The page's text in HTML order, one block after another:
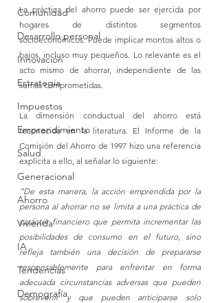
Comunidad
Desarrollo personal
Innovación
Estrategia
Impuestos
Emprendimiento
Salud
Generacional
Ahorro
Vivienda
IA
Tendencias
Demografía
La práctica del ahorro puede ser ejercida por
hogares de distintos segmentos
socioeconómicos. Puede implicar montos altos o
bajos, incluso muy pequeños. Lo relevante es el
acto mismo de ahorrar, independiente de las
sumas comprometidas.
La dimensión conductual del ahorro está
reconocida en la literatura. El Informe de la
Comisión del Ahorro de 1997 hizo una referencia
explícita a ello, al señalar lo siguiente:
“De esta manera, la acción emprendida por la
persona al ahorrar no se limita a una práctica de
carácter financiero que permita incrementar las
posibilidades de consumo en el futuro, sino
refleja también una decisión de prepararse
responsablemente para enfrentar en forma
adecuada circunstancias adversas que pueden
sobrevenir y que pueden anticiparse solo